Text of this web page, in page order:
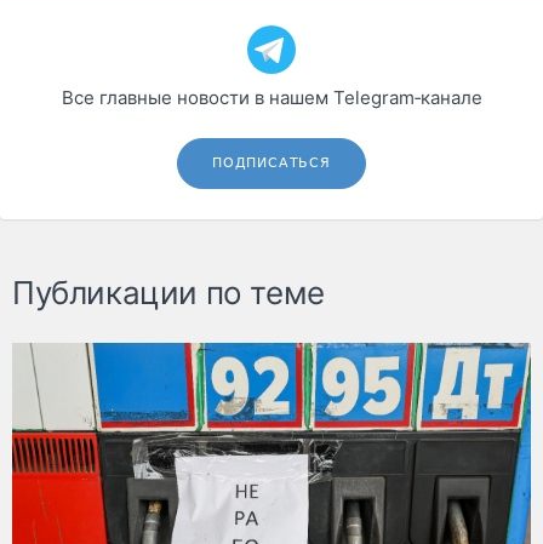
Все главные новости в нашем Telegram‑канале
ПОДПИСАТЬСЯ
Публикации по теме